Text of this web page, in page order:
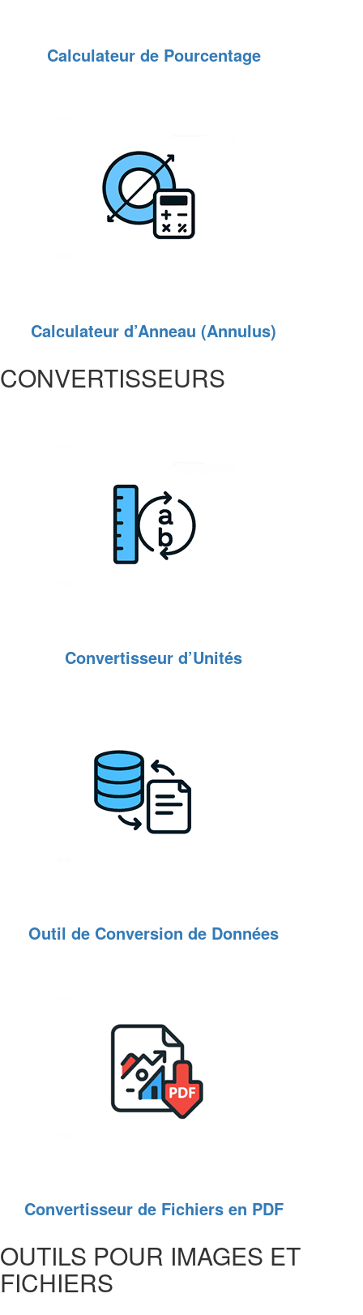
Calculateur de Pourcentage
Calculateur d’Anneau (Annulus)
CONVERTISSEURS
Convertisseur d’Unités
Outil de Conversion de Données
Convertisseur de Fichiers en PDF
OUTILS POUR IMAGES ET
FICHIERS